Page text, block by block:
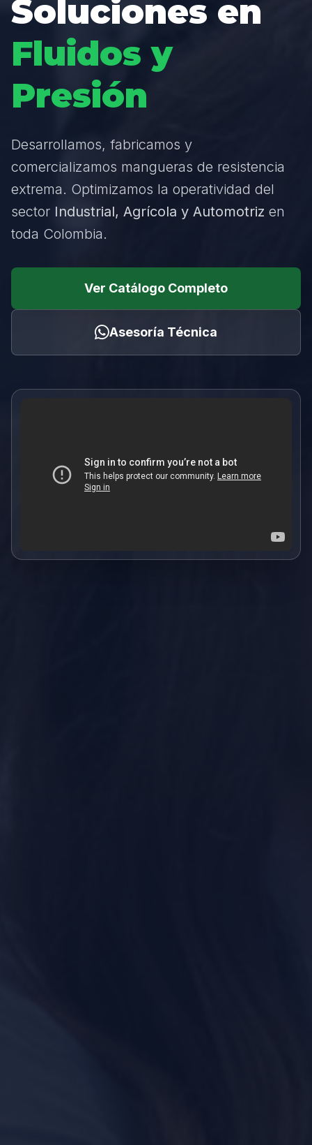
Soluciones en
Fluidos y
Presión
Desarrollamos, fabricamos y
comercializamos mangueras de resistencia
extrema. Optimizamos la operatividad del
sector Industrial, Agrícola y Automotriz en
toda Colombia.
Ver Catálogo Completo
Asesoría Técnica